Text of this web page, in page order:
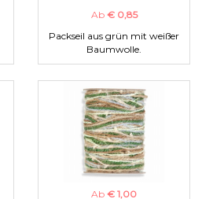
Ab € 0,85
Packseil aus grün mit weißer
Baumwolle.
Ab € 1,00